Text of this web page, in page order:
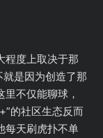
程度上取决于那
就是因为创造了那
不仅能聊球，
的社区生态反而
每天刷虎扑不单